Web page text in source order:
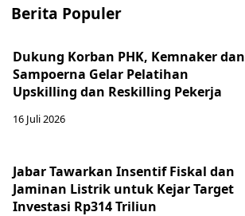
Berita Populer
Dukung Korban PHK, Kemnaker dan
Sampoerna Gelar Pelatihan
Upskilling dan Reskilling Pekerja
16 Juli 2026
Jabar Tawarkan Insentif Fiskal dan
Jaminan Listrik untuk Kejar Target
Investasi Rp314 Triliun